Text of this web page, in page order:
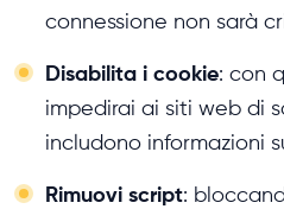
connessione non sarà
Disabilita i cookie: con
impedirai ai siti web di
includono informazioni
Rimuovi script: